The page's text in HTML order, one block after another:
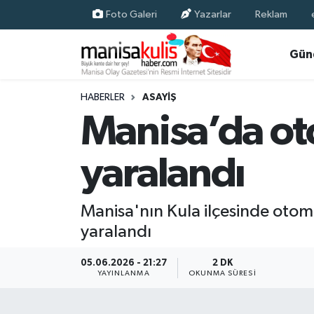
Foto Galeri Yazarlar Reklam
HABERLER ASAYIŞ
Manisa’da
yaralandı
Manisa'nın Kula ilçesinde
yaralandı
05.06.2026 - 21:27
YAYINLANMA
2 DK
OKUNMA SÜRESI
Ekonomi
Gündem
Resmi İlan
Yunusemre Nöbetçi Eczaneler
Yunusemre Trafik Yoğunluk Haritası
Süper Lig Puan Durumu ve Fikstür
Tüm Manşetler
Son Dakika Haberleri
Haber Arşivi